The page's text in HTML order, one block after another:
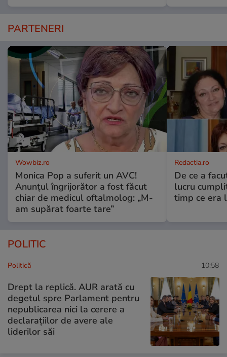
PARTENERI
Wowbiz.ro
Monica Pop a suferit un AVC!
Anunțul îngrijorător a fost făcut
chiar de medicul oftalmolog: „M-
am supărat foarte tare”
Redactia.ro
De ce a
lucru
timp ce era
POLITIC
Politică 10:58
Drept la replică. AUR arată cu
degetul spre Parlament pentru
nepublicarea nici la cerere a
declarațiilor de avere ale
liderilor săi